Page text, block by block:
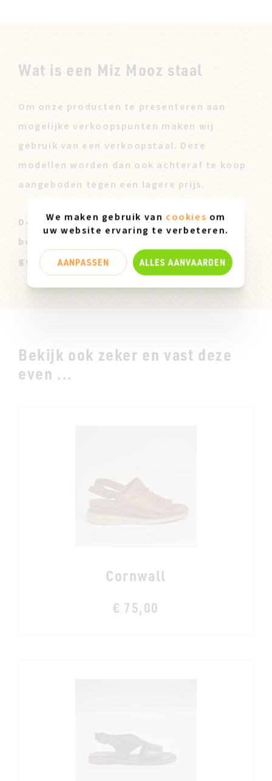
Wat is een Miz Mooz staal
Om onze producten te presenteren aan
mogelijke verkoopspunten maken wij
gebruik van een verkoopstaal. Deze
modellen worden dan ook achteraf te koop
aangeboden tegen een lagere prijs.
Deze Miz Mooz Stalen zijn enkel
beschikbaar in maatje 37 en kunnen lichte
gebruikssporen vertonen.
Bekijk ook zeker en vast deze
even ...
Cornwall
€ 75,00
We maken gebruik van cookies om
uw website ervaring te verbeteren.
AANPASSEN ALLES AANVAARDEN